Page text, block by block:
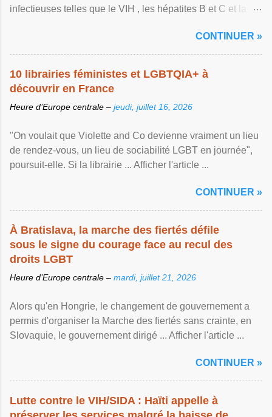
infectieuses telles que le VIH , les hépatites B et C et la ...
CONTINUER »
10 librairies féministes et LGBTQIA+ à
découvrir en France
Heure d’Europe centrale – jeudi, juillet 16, 2026
"On voulait que Violette and Co devienne vraiment un lieu
de rendez-vous, un lieu de sociabilité LGBT en journée",
poursuit-elle. Si la librairie ... Afficher l'article ...
CONTINUER »
À Bratislava, la marche des fiertés défile
sous le signe du courage face au recul des
droits LGBT
Heure d’Europe centrale – mardi, juillet 21, 2026
Alors qu'en Hongrie, le changement de gouvernement a
permis d'organiser la Marche des fiertés sans crainte, en
Slovaquie, le gouvernement dirigé ... Afficher l'article ...
CONTINUER »
Lutte contre le VIH/SIDA : Haïti appelle à